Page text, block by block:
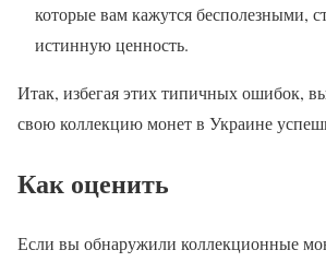
которые вам кажутся бесполезными,
истинную ценность.
Итак, избегая этих типичных ошибок,
свою коллекцию монет в Украине
Как оценить
Если вы обнаружили коллекционные